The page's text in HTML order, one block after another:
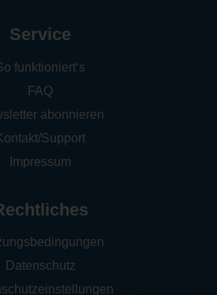
Service
funktioniert‘s
FAQ
abonnieren
Support
Impressum
Datenschutz